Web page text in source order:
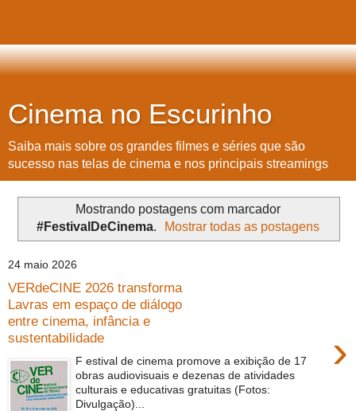
Cinema no Escurinho
Saiba mais sobre os grandes filmes e séries que são
sucesso nas telas de cinema e nos principais streamings
Mostrando postagens com marcador
#FestivalDeCinema. Mostrar todas as postagens
24 maio 2026
VERdeCINE 2026 transforma
Lavras em espaço de diálogo
entre cinema, infância e
sustentabilidade
›
F estival de cinema promove a exibição de 17
obras audiovisuais e dezenas de atividades
culturais e educativas gratuitas (Fotos:
Divulgação)...